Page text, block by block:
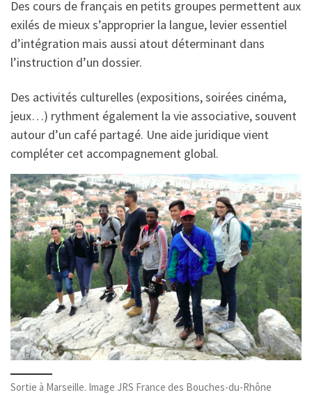
Des cours de français en petits groupes permettent aux
exilés de mieux s’approprier la langue, levier essentiel
d’intégration mais aussi atout déterminant dans
l’instruction d’un dossier.
Des activités culturelles (expositions, soirées cinéma,
jeux…) rythment également la vie associative, souvent
autour d’un café partagé. Une aide juridique vient
compléter cet accompagnement global.
Sortie à Marseille. Image JRS France des Bouches-du-Rhône